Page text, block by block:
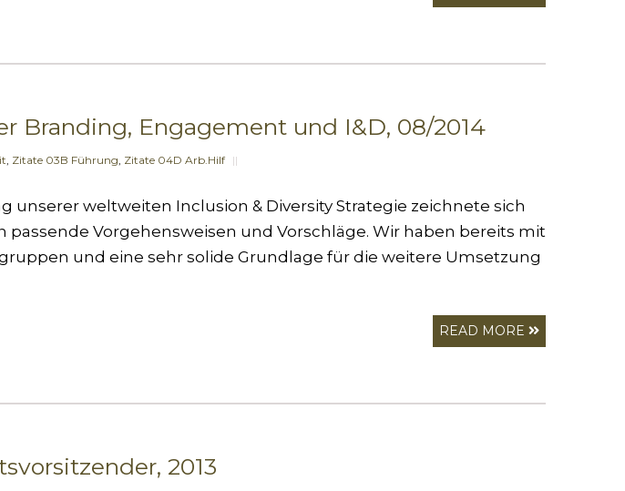
Branding, Engagement und I&D, 08/2014
Zitate 03B Führung Zitate 04D Arb.Hilf ||
weltweiten Inclusion & Diversity Strategie zeichnete sich
Vorgehensweisen und Vorschläge. Wir haben bereits mit
und eine sehr solide Grundlage für die weitere Umsetzung
READ MORE
2013